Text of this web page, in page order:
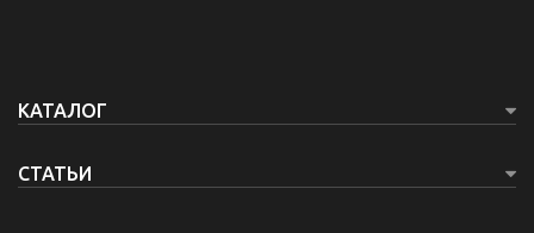
КАТАЛОГ
СТАТЬИ